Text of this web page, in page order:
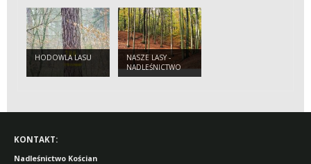
HODOWLA LASU
NASZE LASY -
NADLEŚNICTWO
KOŚCIAN
KONTAKT:
Nadleśnictwo Kościan